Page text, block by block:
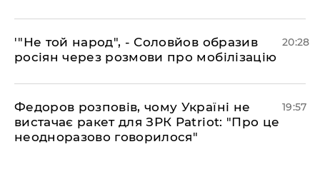
​'"Не той народ", - Соловйов образив
росіян через розмови про мобілізацію
20:28
​Федоров розповів, чому Україні не
вистачає ракет для ЗРК Patriot: "Про це
неодноразово говорилося"
19:57